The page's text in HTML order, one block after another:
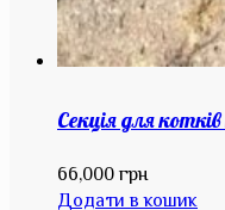
Секція для
66,000грн
Додати в кошик